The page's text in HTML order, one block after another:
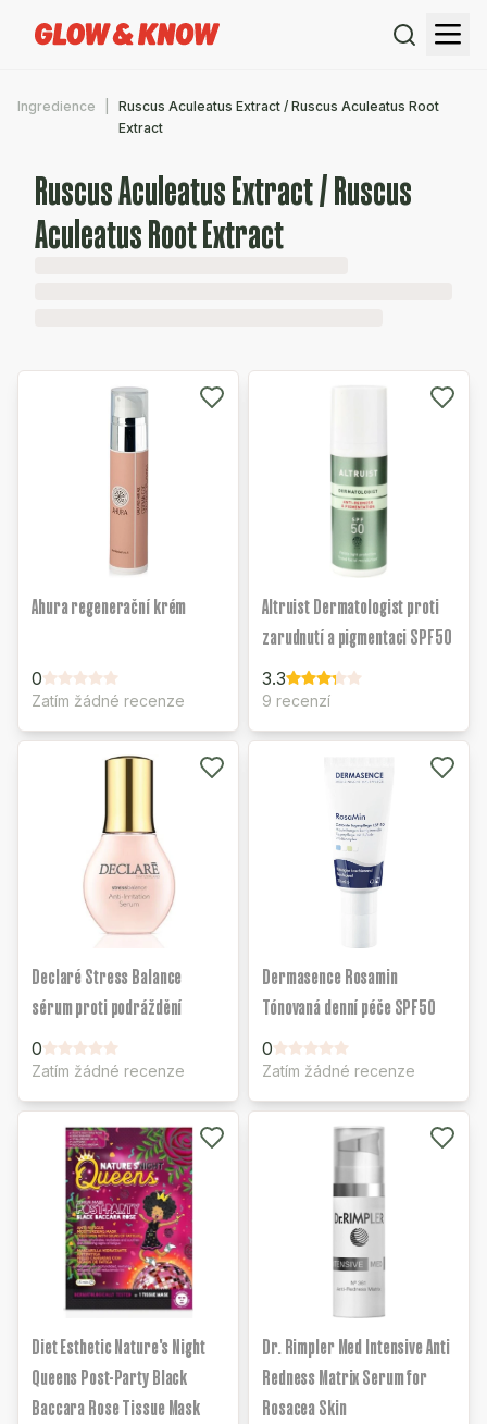
Ingredience
Ruscus Aculeatus Extract / Ruscus Aculeatus Root
Extract
Ruscus Aculeatus Extract / Ruscus
Aculeatus Root Extract
Ahura regenerační krém
0
Zatím žádné recenze
Altruist Dermatologist proti
zarudnutí a pigmentaci SPF50
3.3
9 recenzí
Declaré Stress Balance
sérum proti podráždění
0
Zatím žádné recenze
Dermasence Rosamin
Tónovaná denní péče SPF50
0
Zatím žádné recenze
Diet Esthetic Nature's Night
Queens Post-Party Black
Baccara Rose Tissue Mask
Dr. Rimpler Med Intensive Anti
Redness Matrix Serum for
Rosacea Skin